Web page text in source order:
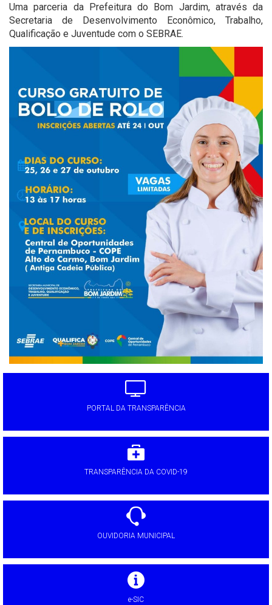
Uma parceria da Prefeitura do Bom Jardim, através da
Secretaria de Desenvolvimento Econômico, Trabalho,
Qualificação e Juventude com o SEBRAE.
PORTAL DA TRANSPARÊNCIA
TRANSPARÊNCIA DA COVID-19
OUVIDORIA MUNICIPAL
e-SIC